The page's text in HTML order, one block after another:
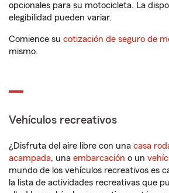
opcionales para su motocicleta. La
elegibilidad pueden variar.
Comience su cotización de seguro de
mismo.
Vehículos recreativos
¿Disfruta del aire libre con una casa
acampada, una embarcación o un
mundo de los vehículos recreativos es
la lista de actividades recreativas que